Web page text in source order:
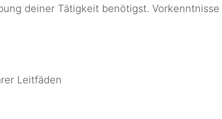
deiner Tätigkeit benötigst. Vorkenntnisse
Leitfäden